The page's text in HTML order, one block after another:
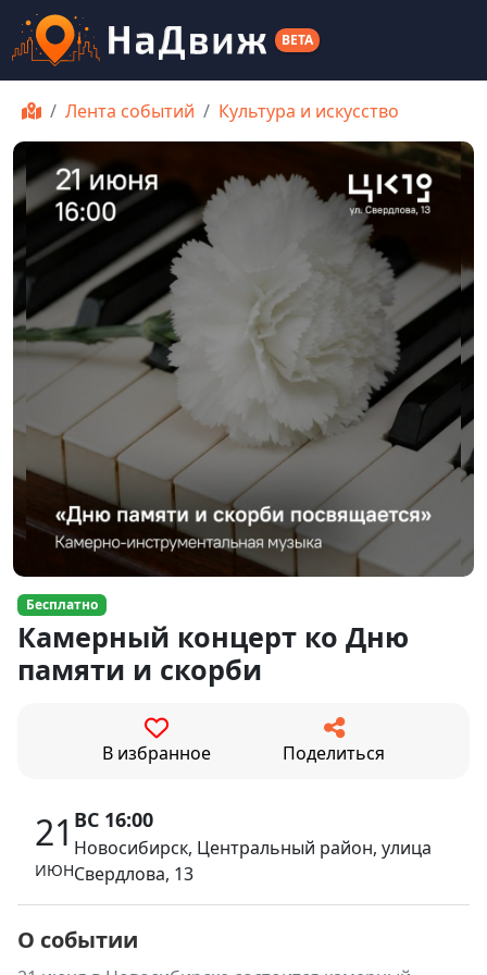
BETA
Лента событий Культура и искусство
Бесплатно
Камерный концерт ко Дню
памяти и скорби
В избранное Поделиться
21
ИЮН
ВС 16:00
Новосибирск, Центральный район, улица
Свердлова, 13
О событии